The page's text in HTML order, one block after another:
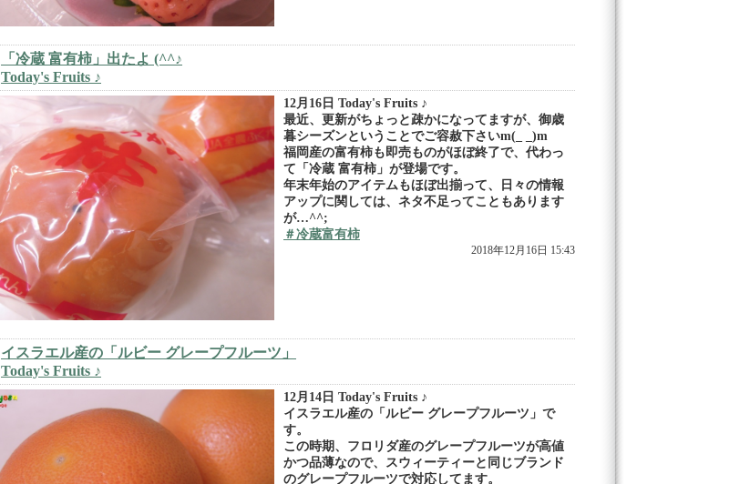
「冷蔵 富有柿」出たよ (^^♪
Today's Fruits ♪
12月16日 Today's Fruits ♪
最近、更新がちょっと疎かになってますが、御歳
暮シーズンということでご容赦下さいm(_ _)m
福岡産の富有柿も即売ものがほぼ終了で、代わっ
て「冷蔵 富有柿」が登場です。
年末年始のアイテムもほぼ出揃って、日々の情報
アップに関しては、ネタ不足ってこともあります
が…^^;
＃冷蔵富有柿
2018年12月16日 15:43
イスラエル産の「ルビー グレープフルーツ」
Today's Fruits ♪
12月14日 Today's Fruits ♪
イスラエル産の「ルビー グレープフルーツ」で
す。
この時期、フロリダ産のグレープフルーツが高値
かつ品薄なので、スウィーティーと同じブランド
のグレープフルーツで対応してます。